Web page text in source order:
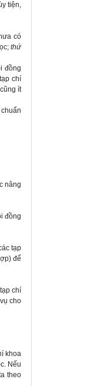
tiện,
có
thứ
đồng
chí
ít
nâng
đồng
tạp
để
chí
cho
khoa
Nếu
theo